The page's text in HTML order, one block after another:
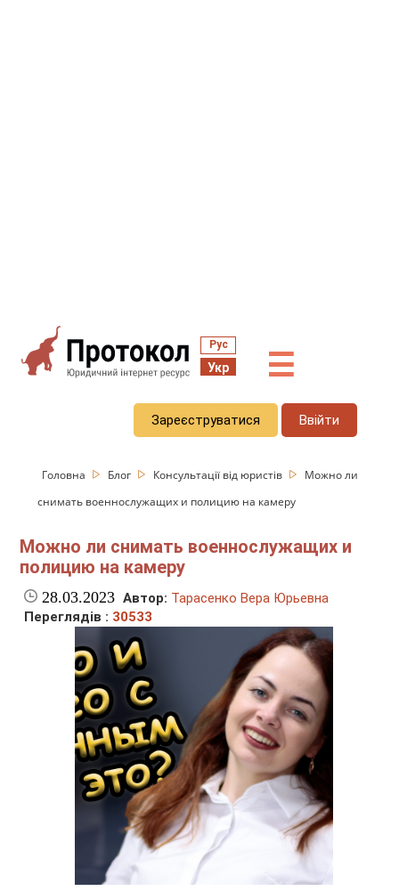
Рус
Укр ☰
Зареєструватися Ввійти
Головна Блог Консультації від юристів
Можно ли
снимать военнослужащих и полицию на камеру
Можно ли снимать военнослужащих и
полицию на камеру
28.03.2023 Автор: Тарасенко Вера Юрьевна
Переглядів : 30533